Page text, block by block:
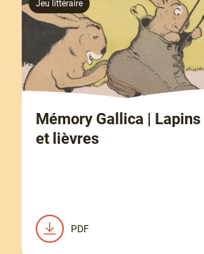
Jeu littéraire
Mémory Gallica | Lapins
et lièvres
PDF